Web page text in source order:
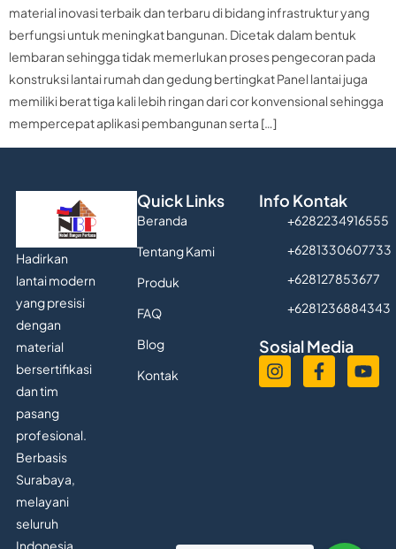
material inovasi terbaik dan terbaru di bidang infrastruktur yang
berfungsi untuk meningkat bangunan. Dicetak dalam bentuk
lembaran sehingga tidak memerlukan proses pengecoran pada
konstruksi lantai rumah dan gedung bertingkat Panel lantai juga
memiliki berat tiga kali lebih ringan dari cor konvensional sehingga
mempercepat aplikasi pembangunan serta […]
Hadirkan
lantai modern
yang presisi
dengan
material
bersertifikasi
dan tim
pasang
profesional.
Berbasis
Surabaya,
melayani
seluruh
Indonesia.
Quick Links
Beranda
Tentang Kami
Produk
FAQ
Blog
Kontak
Info Kontak
+6282234916555
+6281330607733
+628127853677
+6281236884343
Sosial Media